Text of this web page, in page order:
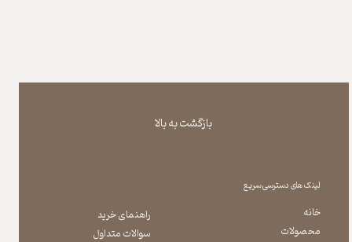
بازگشت به بالا
لینک های دسترسی سریع
خانه
محصولات
راهنمای خرید
سوالات متداول